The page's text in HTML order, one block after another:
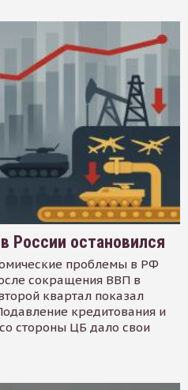
России остановился
проблемы в РФ
сокращения ВВП в
квартал показал
кредитования и
стороны ЦБ дало свои